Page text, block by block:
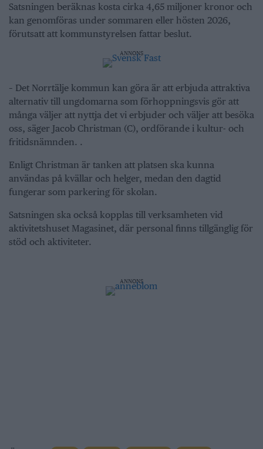
Satsningen beräknas kosta cirka 4,65 miljoner kronor och
kan genomföras under sommaren eller hösten 2026,
förutsatt att kommunstyrelsen fattar beslut.
ANNONS
– Det Norrtälje kommun kan göra är att erbjuda attraktiva
alternativ till ungdomarna som förhoppningsvis gör att
många väljer att nyttja det vi erbjuder och väljer att besöka
oss, säger Jacob Christman (C), ordförande i kultur- och
fritidsnämnden. .
Enligt Christman är tanken att platsen ska kunna
användas på kvällar och helger, medan den dagtid
fungerar som parkering för skolan.
Satsningen ska också kopplas till verksamheten vid
aktivitetshuset Magasinet, där personal finns tillgänglig för
stöd och aktiviteter.
ANNONS